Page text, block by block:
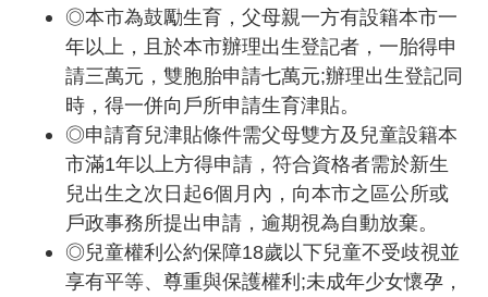
◎本市為鼓勵生育，父母親一方有設籍本市一
年以上，且於本市辦理出生登記者，一胎得申
請三萬元，雙胞胎申請七萬元;辦理出生登記同
時，得一併向戶所申請生育津貼。
◎申請育兒津貼條件需父母雙方及兒童設籍本
市滿1年以上方得申請，符合資格者需於新生
兒出生之次日起6個月內，向本市之區公所或
戶政事務所提出申請，逾期視為自動放棄。
◎兒童權利公約保障18歲以下兒童不受歧視並
享有平等、尊重與保護權利;未成年少女懷孕，